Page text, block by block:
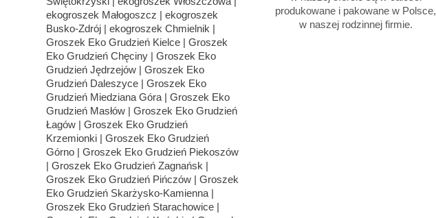
produkowane i pakowane w Polsce,
w naszej rodzinnej firmie.